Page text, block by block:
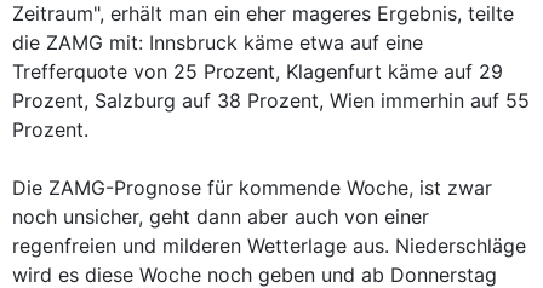
Zeitraum", erhält man ein eher mageres Ergebnis, teilte
die ZAMG mit: Innsbruck käme etwa auf eine
Trefferquote von 25 Prozent, Klagenfurt käme auf 29
Prozent, Salzburg auf 38 Prozent, Wien immerhin auf 55
Prozent.
Die ZAMG-Prognose für kommende Woche, ist zwar
noch unsicher, geht dann aber auch von einer
regenfreien und milderen Wetterlage aus. Niederschläge
wird es diese Woche noch geben und ab Donnerstag